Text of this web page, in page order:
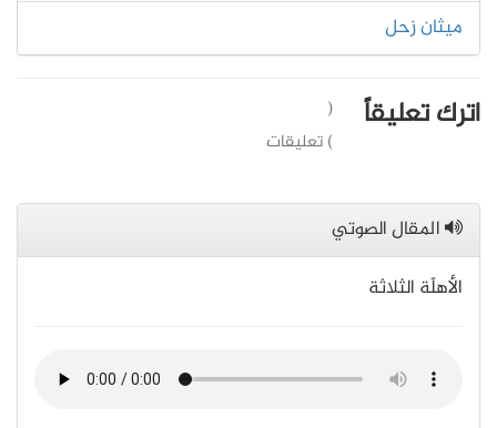
ميثان زحل
اترك تعليقاً
(
) تعليقات
المقال الصوتي
الأهلّة الثلاثة